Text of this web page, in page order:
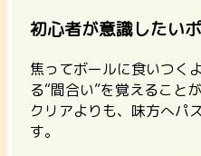
初心者が意識したい
焦ってボールに食いつく
る“間合い”を覚えること
クリアよりも、味方へパ
す。